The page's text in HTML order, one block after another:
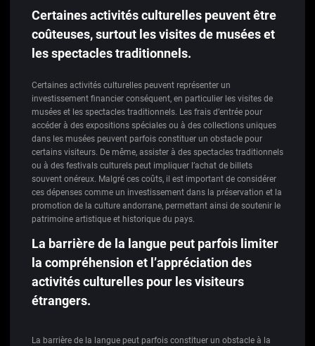
Certaines activités culturelles peuvent être
coûteuses, surtout les visites de musées et
les spectacles traditionnels.
Certaines activités culturelles peuvent représenter un
investissement financier conséquent, en particulier les visites de
musées et les spectacles traditionnels. Les frais d’entrée pour
accéder à des expositions spéciales ou à des collections uniques
dans les musées peuvent parfois constituer un obstacle pour
certains visiteurs. De même, assister à des spectacles traditionnels
ou à des festivals culturels peut impliquer l’achat de billets
souvent onéreux. Malgré ces coûts, il est important de considérer
ces dépenses comme un investissement dans la préservation et la
promotion de la culture andorrane, permettant ainsi de soutenir le
patrimoine artistique et historique du pays.
La barrière de la langue peut parfois limiter
la compréhension et l’appréciation des
activités culturelles pour les visiteurs
étrangers.
La barrière de la langue peut parfois constituer un obstacle à la